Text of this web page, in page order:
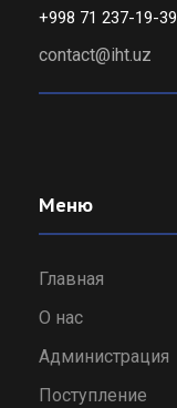
+998 71 237-19-39
contact@iht.uz
Меню
Главная
О нас
Администрация
Поступление